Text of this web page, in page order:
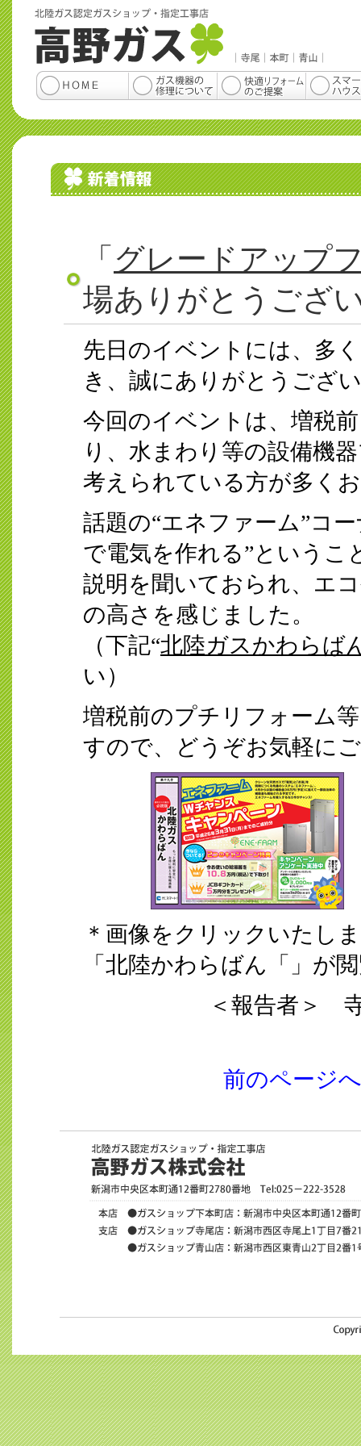
「 グレードアップ
場ありがとうござ
先日のイベントには、多
き、誠にありがとうござ
今回のイベントは、増税
り、水まわり等の設備機
考えられている方が多く
話題の“エネファーム”コ
で電気を作れる”というこ
説明を聞いておられ、エ
の高さを感じました。
（下記“北陸ガスかわらば
い）
増税前のプチリフォーム
すので、どうぞお気軽に
＊画像をクリックいたし
「北陸かわらばん「」が
＜報告者＞
前のページ